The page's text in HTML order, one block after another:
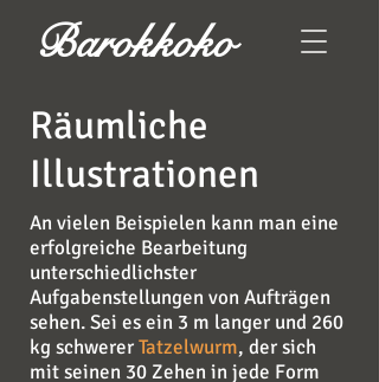
Barokkoko
Räumliche
Illustrationen
An vielen Beispielen kann man eine
erfolgreiche Bearbeitung
unterschiedlichster
Aufgabenstellungen von Aufträgen
sehen. Sei es ein 3 m langer und 260
kg schwererTatzelwurm, der sich
mit seinen 30 Zehen in jede Form